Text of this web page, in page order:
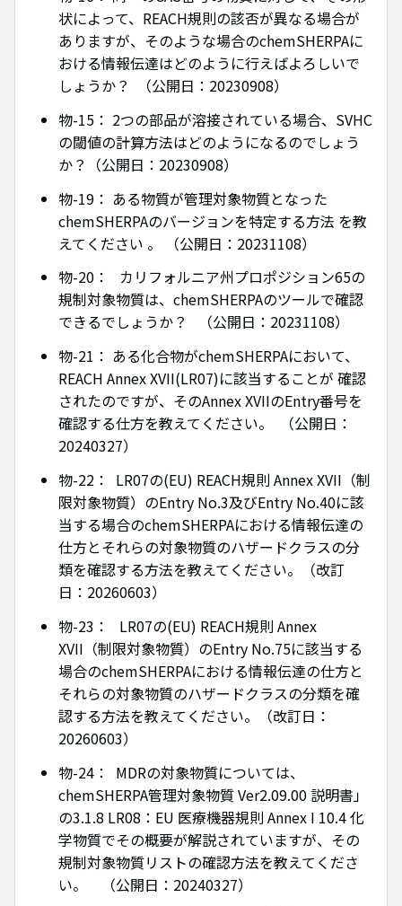
状によって、REACH規則の該否が異なる場合が
ありますが、そのような場合のchemSHERPAに
おける情報伝達はどのように行えばよろしいで
しょうか？ （公開日：20230908）
物-15： 2つの部品が溶接されている場合、SVHC
の閾値の計算方法はどのようになるのでしょう
か？（公開日：20230908）
物-19： ある物質が管理対象物質となった
chemSHERPAのバージョンを特定する方法 を教
えてください 。 （公開日：20231108）
物-20： カリフォルニア州プロポジション65の
規制対象物質は、chemSHERPAのツールで確認
できるでしょうか？ （公開日：20231108）
物-21： ある化合物がchemSHERPAにおいて、
REACH Annex XVII(LR07)に該当することが 確認
されたのですが、そのAnnex XVIIのEntry番号を
確認する仕方を教えてください。 （公開日：
20240327）
物-22： LR07の(EU) REACH規則 Annex XVII（制
限対象物質）のEntry No.3及びEntry No.40に該
当する場合のchemSHERPAにおける情報伝達の
仕方とそれらの対象物質のハザードクラスの分
類を確認する方法を教えてください。（改訂
日：20260603）
物-23： LR07の(EU) REACH規則 Annex
XVII（制限対象物質）のEntry No.75に該当する
場合のchemSHERPAにおける情報伝達の仕方と
それらの対象物質のハザードクラスの分類を確
認する方法を教えてください。（改訂日：
20260603）
物-24： MDRの対象物質については、
chemSHERPA管理対象物質 Ver2.09.00 説明書」
の3.1.8 LR08：EU 医療機器規則 Annex I 10.4 化
学物質でその概要が解説されていますが、その
規制対象物質リストの確認方法を教えてくださ
い。 （公開日：20240327）